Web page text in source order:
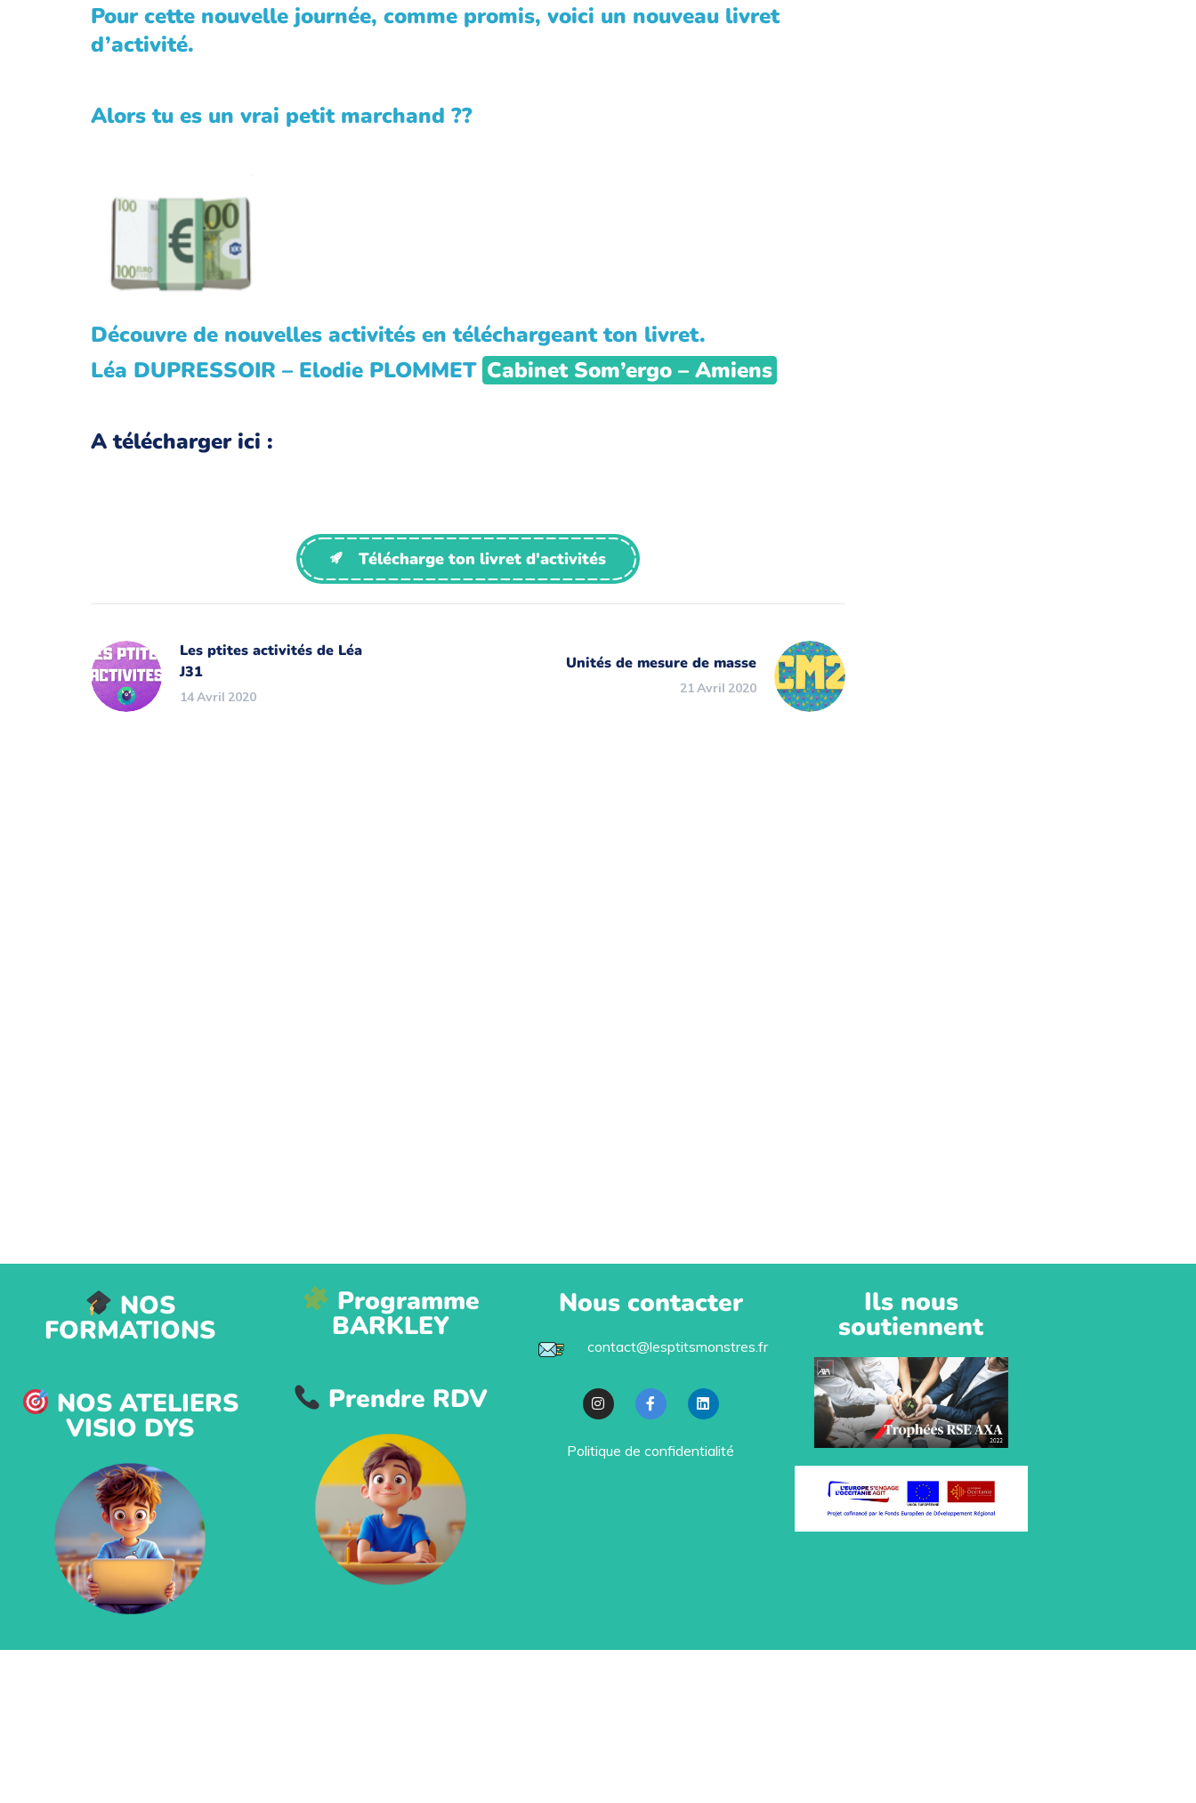
Pour cette nouvelle journée, comme promis, voici un nouveau livret
d’activité.
Alors tu es un vrai petit marchand ??
Découvre de nouvelles activités en téléchargeant ton livret.
Léa DUPRESSOIR – Elodie PLOMMET Cabinet Som’ergo – Amiens
A télécharger ici :
Télécharge ton livret d'activités
Les ptites activités de Léa
J31
14 Avril 2020
Unités de mesure de masse
21 Avril 2020
NOS
FORMATIONS
NOS ATELIERS
VISIO DYS
Programme
BARKLEY
Prendre RDV
Nous contacter
contact@lesptitsmonstres.fr
Politique de confidentialité
Ils nous
soutiennent